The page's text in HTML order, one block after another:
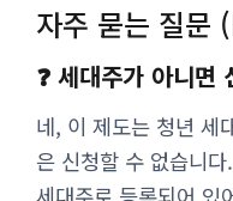
자주 묻는 질문
❓ 세대주가 아니면
네, 이 제도는 청년 세
은 신청할 수 없습니